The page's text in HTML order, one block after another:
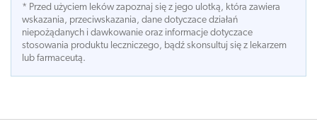
* Przed użyciem leków zapoznaj się z jego ulotką, która zawiera
wskazania, przeciwskazania, dane dotyczace działań
niepożądanych i dawkowanie oraz informacje dotyczace
stosowania produktu leczniczego, bądź skonsultuj się z lekarzem
lub farmaceutą.